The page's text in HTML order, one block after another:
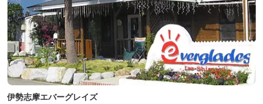
伊勢志摩エバーグレイズ